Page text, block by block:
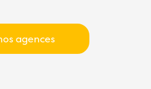
agences